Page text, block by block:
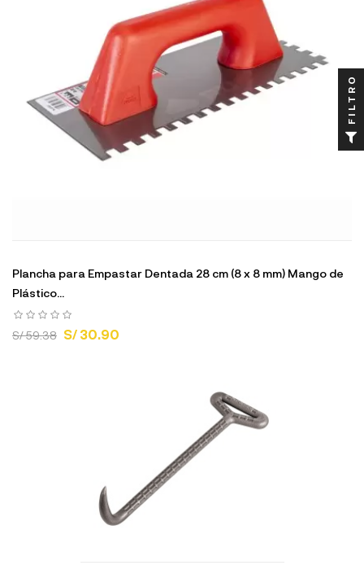
Plancha para Empastar Dentada 28 cm (8 x 8 mm) Mango de
Plástico...
S/ 59.38 S/ 30.90
FILTRO